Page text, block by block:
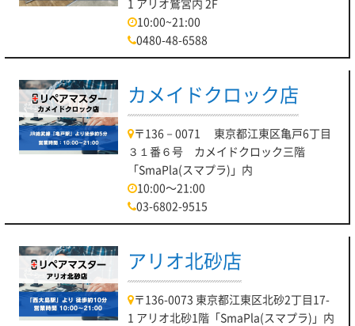
10:00~21:00
0480-48-6588
カメイドクロック店
〒136－0071 東京都江東区亀戸6丁目
３１番６号 カメイドクロック三階
「SmaPla(スマプラ)」内
10:00～21:00
03-6802-9515
アリオ北砂店
〒136-0073 東京都江東区北砂2丁目17-
1 アリオ北砂1階「SmaPla(スマプラ)」内